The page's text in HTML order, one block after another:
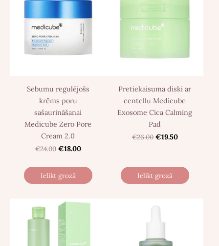
Sebumu regulējošs
krēms poru
sašaurināšanai
Medicube Zero Pore
Cream 2.0
€24.00 €18.00
Ielikt grozā
Pretiekaisuma diski ar
centellu Medicube
Exosome Cica Calming
Pad
€26.00 €19.50
Ielikt grozā